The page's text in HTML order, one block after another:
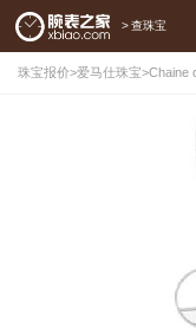
> 查珠宝
珠宝报价>爱马仕珠宝>Chaine